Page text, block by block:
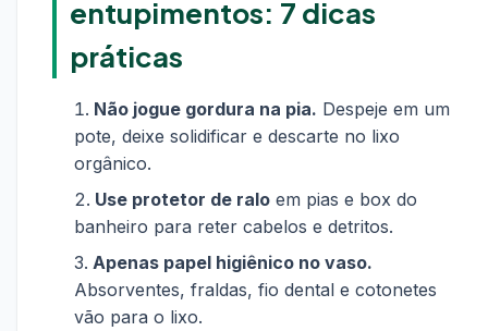
entupimentos: 7 dicas
práticas
Não jogue gordura na pia. Despeje em um
pote, deixe solidificar e descarte no lixo
orgânico.
Use protetor de ralo em pias e box do
banheiro para reter cabelos e detritos.
Apenas papel higiênico no vaso.
Absorventes, fraldas, fio dental e cotonetes
vão para o lixo.